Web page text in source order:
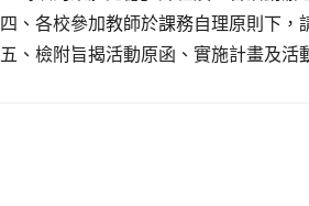
四、各校參加教師於課務自理原則下，
五、檢附旨揭活動原函、實施計畫及活